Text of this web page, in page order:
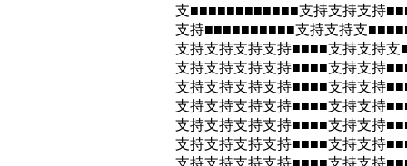
支■■■■■■■■■■■■支持支持支持
支持■■■■■■■■■■支持支持支
支持支持支持支持■■■■支持支持
支持支持支持支持■■■■支持支持
支持支持支持支持■■■■支持支持
支持支持支持支持■■■■支持支持
支持支持支持支持■■■■支持支持
支持支持支持支持■■■■支持支持
支持支持支持支持■■■■支持支持